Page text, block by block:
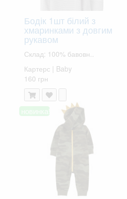
Бодік 1шт білий з
хмаринками з довгим
рукавом
Склад: 100% бавовн..
Картерс | Baby
160 грн
новинка!